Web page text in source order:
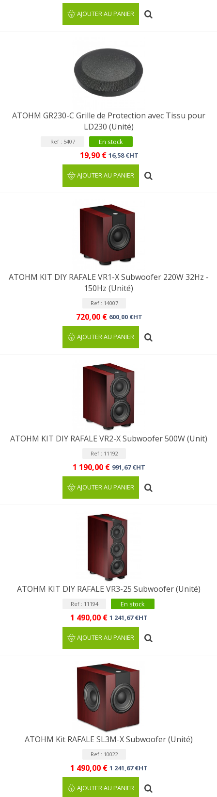
AJOUTER AU PANIER
ATOHM GR230-C Grille de Protection avec Tissu pour
LD230 (Unité)
Ref : 5407 En stock
19,90 € 16,58 €HT
AJOUTER AU PANIER
ATOHM KIT DIY RAFALE VR1-X Subwoofer 220W 32Hz -
150Hz (Unité)
Ref : 14007
720,00 € 600,00 €HT
AJOUTER AU PANIER
ATOHM KIT DIY RAFALE VR2-X Subwoofer 500W (Unit)
Ref : 11192
1 190,00 € 991,67 €HT
AJOUTER AU PANIER
ATOHM KIT DIY RAFALE VR3-25 Subwoofer (Unité)
Ref : 11194 En stock
1 490,00 € 1 241,67 €HT
AJOUTER AU PANIER
ATOHM Kit RAFALE SL3M-X Subwoofer (Unité)
Ref : 10022
1 490,00 € 1 241,67 €HT
AJOUTER AU PANIER